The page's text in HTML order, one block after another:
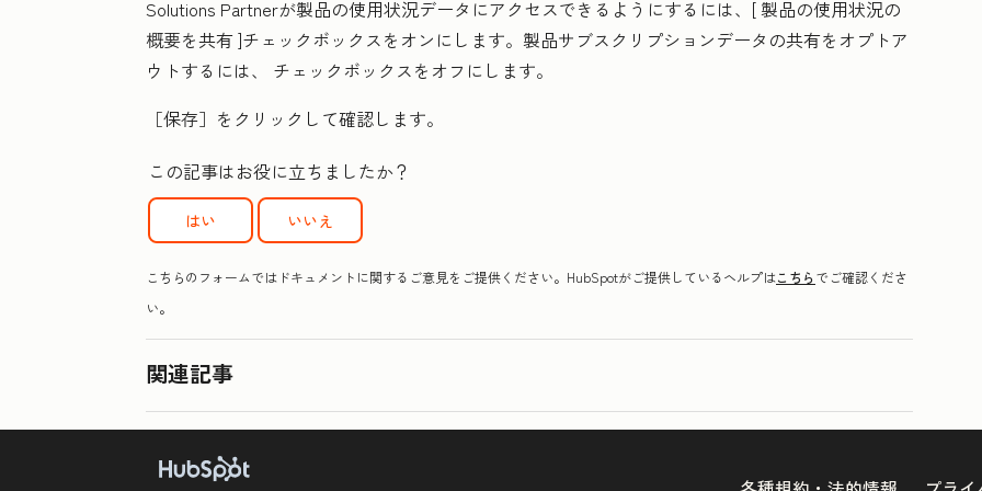
Solutions Partnerが製品の使用状況データにアクセスできるようにするには、[製品の使用状況の
概要を共有]チェックボックスをオンにします。製品サブスクリプションデータの共有をオプトア
ウトするには、 チェックボックスをオフにします。
［保存］ をクリックして確認します。
この記事はお役に立ちましたか？
はい いいえ
こちらのフォームではドキュメントに関するご意見をご提供ください。HubSpotがご提供しているヘルプはこちらでご確認くださ
い。
関連記事